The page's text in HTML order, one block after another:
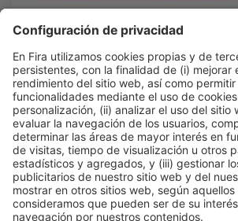
JORNADA ACCIÓ
Lun 23
15:30h - 17:30h
Auditorio - The Alimentaria Hub
Acceso libre
Leer más